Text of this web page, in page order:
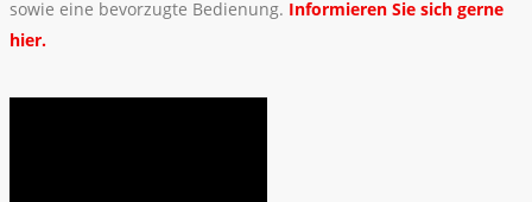
sowie eine bevorzugte Bedienung. Informieren Sie sich gerne
hier.